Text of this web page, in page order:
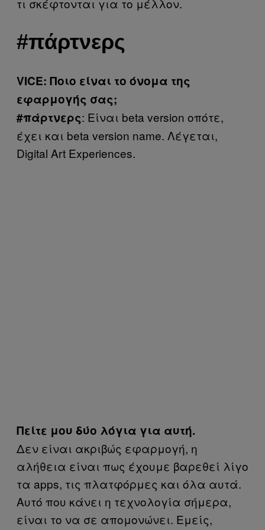
#πάρτνερς
VICE: Ποιο είναι το όνομα της
εφαρμογής σας;
#πάρτνερς: Είναι beta version οπότε,
έχει και beta version name. Λέγεται,
Digital Art Experiences.
Πείτε μου δύο λόγια για αυτή.
Δεν είναι ακριβώς εφαρμογή, η
αλήθεια είναι πως έχουμε βαρεθεί λίγο
τα apps, τις πλατφόρμες και όλα αυτά.
Αυτό που κάνει η τεχνολογία σήμερα,
είναι το να σε απομονώνει. Εμείς,